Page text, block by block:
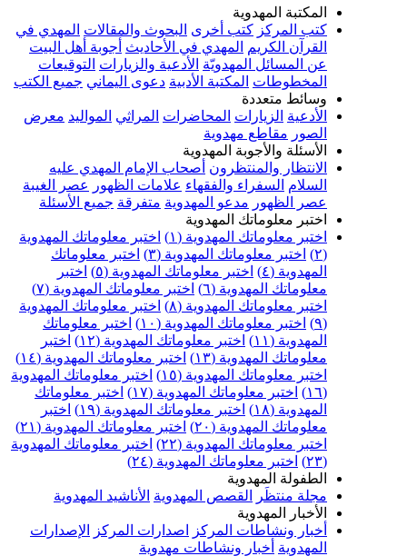
المكتبة المهدوية
كتب المركز كتب أخرى البحوث والمقالات المهدي في
القرآن الكريم
المهدي في الأحاديث أجوبة أهل البيت
عن المسائل المهدويّة الأدعية والزيارات التوقيعات
المخطوطات المكتبة الأدبية دعوى اليماني جميع الكتب
وسائط متعددة
الأدعية الزيارات المحاضرات المراثي المواليد معرض
الصور مقاطع مهدوية
الأسئلة والأجوبة المهدوية
الانتظار والمنتظرون أصحاب الإمام المهدي عليه
السلام السفراء والفقهاء علامات الظهور
عصر الغيبة
عصر الظهور مدعو المهدوية متفرقة جميع الأسئلة
اختبر معلوماتك المهدوية
اختبر معلوماتك المهدوية (١)
اختبر معلوماتك المهدوية
(٢)
اختبر معلوماتك المهدوية (٣)
اختبر معلوماتك
المهدوية (٤)
اختبر معلوماتك المهدوية (٥)
اختبر
معلوماتك المهدوية (٦)
اختبر معلوماتك المهدوية (٧)
اختبر معلوماتك المهدوية (٨)
اختبر معلوماتك المهدوية
(٩)
اختبر معلوماتك المهدوية (١٠)
اختبر معلوماتك
المهدوية (١١)
اختبر معلوماتك المهدوية (١٢)
اختبر
معلوماتك المهدوية (١٣)
اختبر معلوماتك المهدوية (١٤)
اختبر معلوماتك المهدوية (١٥)
اختبر معلوماتك المهدوية
(١٦)
اختبر معلوماتك المهدوية (١٧)
اختبر معلوماتك
المهدوية (١٨)
اختبر معلوماتك المهدوية (١٩)
اختبر
معلوماتك المهدوية (٢٠)
اختبر معلوماتك المهدوية (٢١)
اختبر معلوماتك المهدوية (٢٢)
اختبر معلوماتك المهدوية
(٢٣)
اختبر معلوماتك المهدوية (٢٤)
الطفولة المهدوية
مجلة منتظَر
القصص المهدوية الأناشيد المهدوية
الأخبار المهدوية
أخبار ونشاطات المركز
اصدارات المركز
الإصدارات
المهدوية أخبار ونشاطات مهدوية